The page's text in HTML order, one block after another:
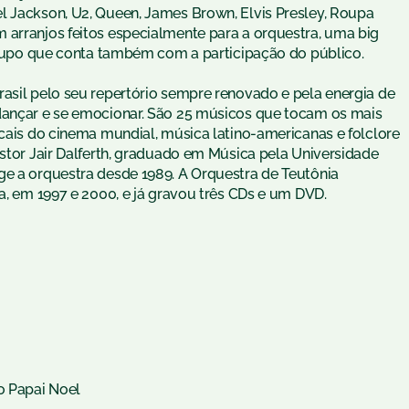
U2, Queen, James Brown, Elvis Presley, Roupa
arranjos feitos especialmente para a orquestra, uma big
que conta também com a participação do público.
pelo seu repertório sempre renovado e pela energia de
e se emocionar. São 25 músicos que tocam os mais
do cinema mundial, música latino-americanas e folclore
Jair Dalferth, graduado em Música pela Universidade
a orquestra desde 1989. A Orquestra de Teutônia
1997 e 2000, e já gravou três CDs e um DVD.
Papai Noel